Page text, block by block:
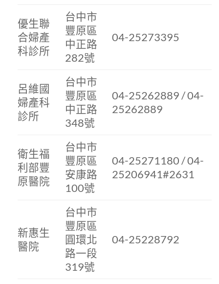
優生聯
合婦產
科診所
台中市
豐原區
中正路
282號
04-25273395
呂維國
婦產科
診所
台中市
豐原區
中正路
348號
04-25262889 / 04-
25262889
衛生福
利部豐
原醫院
台中市
豐原區
安康路
100號
04-25271180 / 04-
25206941#2631
新惠生
醫院
台中市
豐原區
圓環北
路一段
319號
04-25228792